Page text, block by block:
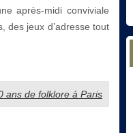
après-midi conviviale
des jeux d’adresse tout
ans de folklore à Paris